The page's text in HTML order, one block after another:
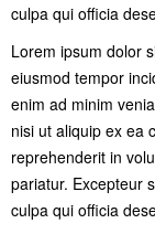
culpa qui officia
Lorem ipsum dolor
eiusmod tempor
enim ad minim
nisi ut aliquip ex ea
reprehenderit in
pariatur. Excepteur
culpa qui officia